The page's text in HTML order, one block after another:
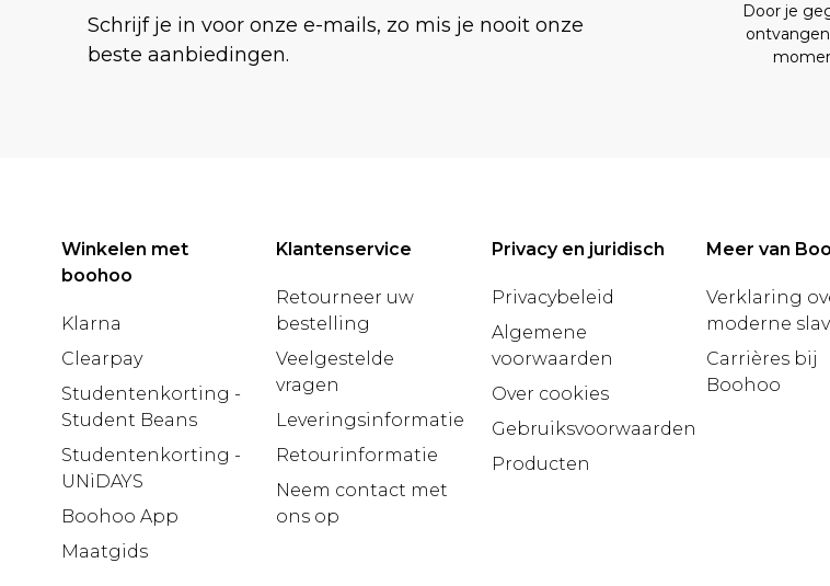
Schrijf je in voor onze e-mails, zo mis je nooit onze
beste aanbiedingen.
Door je
Winkelen met
boohoo
Klarna
Clearpay
Studentenkorting -
Student Beans
Studentenkorting -
UNiDAYS
Boohoo App
Maatgids
Klantenservice
Retourneer uw
bestelling
Veelgestelde
vragen
Leveringsinformatie
Retourinformatie
Neem contact met
ons op
Privacy en juridisch
Privacybeleid
Algemene
voorwaarden
Over cookies
Gebruiksvoorwaarden
Producten
Meer van
Verklaring
moderne
Carrières bij
Boohoo